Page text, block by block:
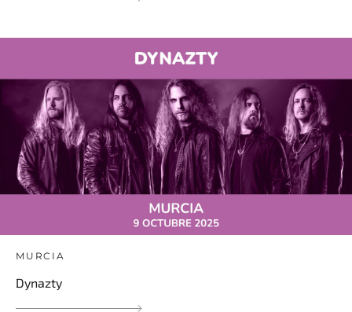
MURCIA
Dynazty